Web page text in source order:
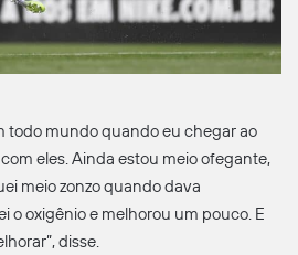
todo mundo quando eu chegar ao
eles. Ainda estou meio ofegante,
meio zonzo quando dava
o oxigênio e melhorou um pouco. E
disse.